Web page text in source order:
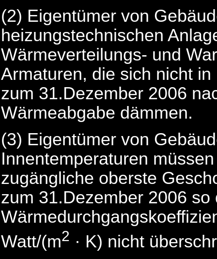
(2) Eigentümer von
heizungstechnischen
Wärmeverteilungs- und
Armaturen, die sich nicht
zum 31.Dezember 2006
Wärmeabgabe dämmen.
(3) Eigentümer von
Innentemperaturen
zugängliche oberste
zum 31.Dezember 2006
Watt/(m2 · K) nicht